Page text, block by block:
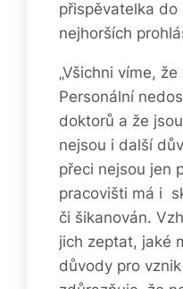
přispěvatelka
nejhorších
„Všichni víme,
Personální
doktorů a že
nejsou i další
přeci nejsou jen
pracovišti má i
či šikanován.
jich zeptat, jaké
důvody pro